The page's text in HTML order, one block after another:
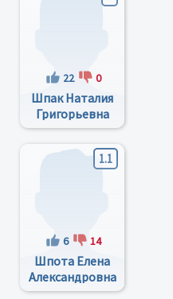
22 0
Шпак Наталия
Григорьевна
1.1
6 14
Шпота Елена
Александровна